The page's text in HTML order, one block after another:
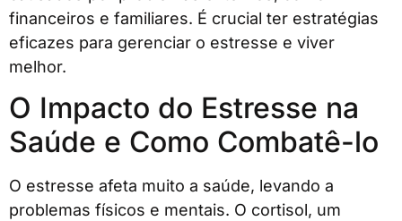
financeiros e familiares. É crucial ter estratégias
eficazes para gerenciar o estresse e viver
melhor.
O Impacto do Estresse na
Saúde e Como Combatê-lo
O estresse afeta muito a saúde, levando a
problemas físicos e mentais. O cortisol, um